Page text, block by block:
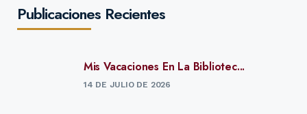
Publicaciones Recientes
Mis Vacaciones En La Bibliotec...
14 DE JULIO DE 2026